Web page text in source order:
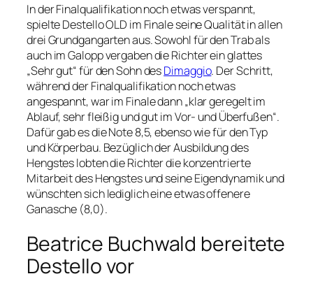
In der Finalqualifikation noch etwas verspannt,
spielte Destello OLD im Finale seine Qualität in allen
drei Grundgangarten aus. Sowohl für den Trab als
auch im Galopp vergaben die Richter ein glattes
„Sehr gut“ für den Sohn desDimaggio. Der Schritt,
während der Finalqualifikation noch etwas
angespannt, war im Finale dann „klar geregelt im
Ablauf, sehr fleißig und gut im Vor- und Überfußen“.
Dafür gab es die Note 8,5, ebenso wie für den Typ
und Körperbau. Bezüglich der Ausbildung des
Hengstes lobten die Richter die konzentrierte
Mitarbeit des Hengstes und seine Eigendynamik und
wünschten sich lediglich eine etwas offenere
Ganasche (8,0).
Beatrice Buchwald bereitete
Destello vor